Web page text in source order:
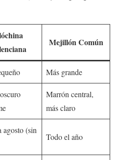
Mejillón Común
Más grande
Marrón central,
más claro
agosto (sin
Todo el año